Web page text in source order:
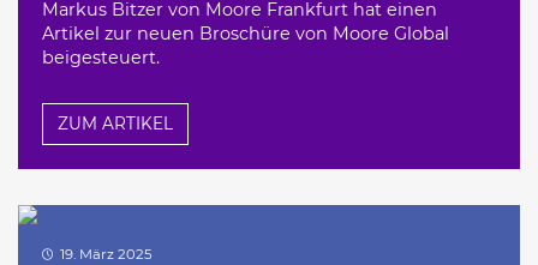
Markus Bitzer von Moore Frankfurt hat einen
Artikel zur neuen Broschüre von Moore Global
beigesteuert.
ZUM ARTIKEL
19. März 2025